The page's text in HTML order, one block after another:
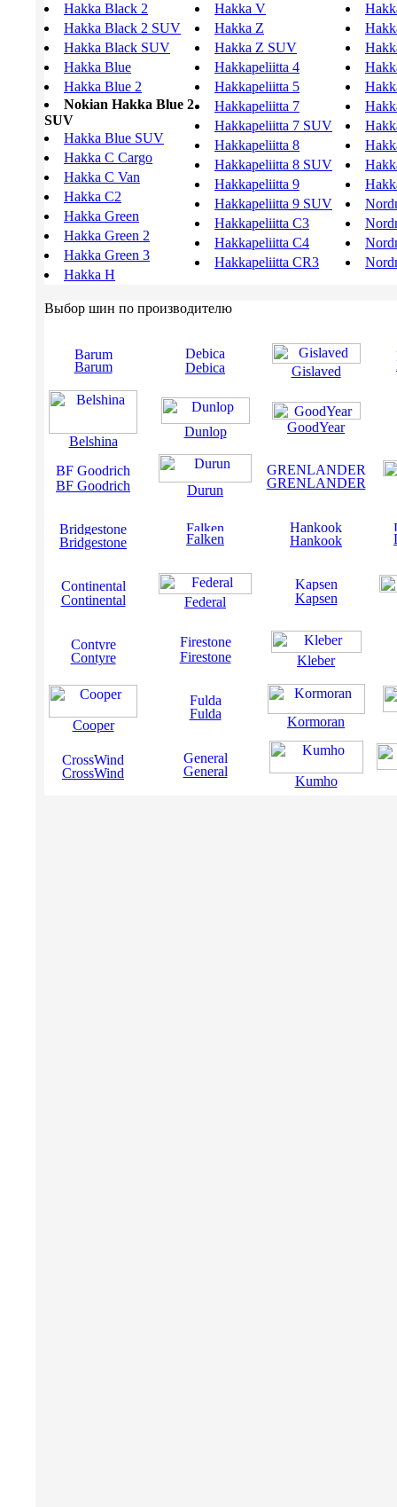
Hakka Black 2
Hakka Black 2 SUV
Hakka Black SUV
Hakka Blue
Hakka Blue 2
Nokian Hakka Blue 2
SUV
Hakka Blue SUV
Hakka C Cargo
Hakka C Van
Hakka C2
Hakka Green
Hakka Green 2
Hakka Green 3
Hakka H
Hakka V
Hakka Z
Hakka Z SUV
Hakkapeliitta 4
Hakkapeliitta 5
Hakkapeliitta 7
Hakkapeliitta 7 SUV
Hakkapeliitta 8
Hakkapeliitta 8 SUV
Hakkapeliitta 9
Hakkapeliitta 9 SUV
Hakkapeliitta C3
Hakkapeliitta C4
Hakkapeliitta CR3
Выбор шин по производителю
Barum
Belshina
BF Goodrich
Bridgestone
Continental
Contyre
Cooper
CrossWind
Debica
Dunlop
Durun
Falken
Federal
Firestone
Fulda
General
Gislaved
GoodYear
GRENLANDER
Hankook
Kapsen
Kleber
Kormoran
Kumho